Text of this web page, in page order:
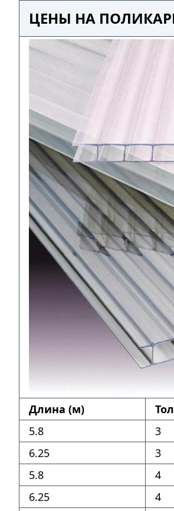
ЦЕНЫ НА
Длина (м)
5.8
3
6.25
3
5.8
4
6.25
4